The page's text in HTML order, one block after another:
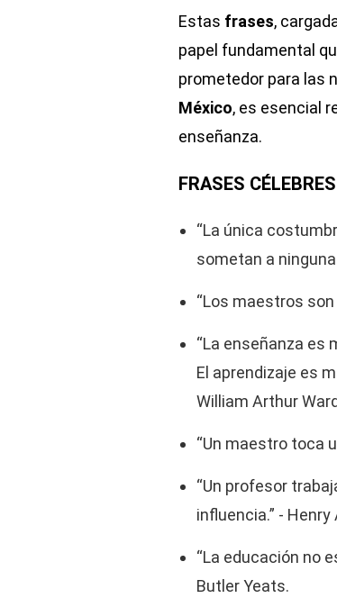
Estas frases,
papel fundamental
prometedor para las
México, es esencial
enseñanza.
FRASES
“La única
sometan a
“Los maestros
“La enseñanza es
El aprendizaje es
William Arthur
“Un maestro toca
“Un profesor
influencia.” - Henry
“La educación no
Butler Yeats.